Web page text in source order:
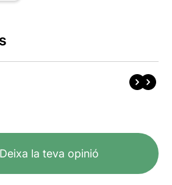
Deixa la teva opinió